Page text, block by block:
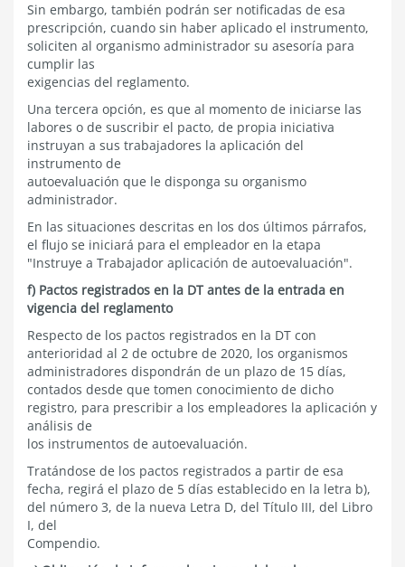
Sin embargo, también podrán ser notificadas de esa
prescripción, cuando sin haber aplicado el instrumento,
soliciten al organismo administrador su asesoría para
cumplir las
exigencias del reglamento.
Una tercera opción, es que al momento de iniciarse las
labores o de suscribir el pacto, de propia iniciativa
instruyan a sus trabajadores la aplicación del
instrumento de
autoevaluación que le disponga su organismo
administrador.
En las situaciones descritas en los dos últimos párrafos,
el flujo se iniciará para el empleador en la etapa
"Instruye a Trabajador aplicación de autoevaluación".
f) Pactos registrados en la DT antes de la entrada en
vigencia del reglamento
Respecto de los pactos registrados en la DT con
anterioridad al 2 de octubre de 2020, los organismos
administradores dispondrán de un plazo de 15 días,
contados desde que tomen conocimiento de dicho
registro, para prescribir a los empleadores la aplicación y
análisis de
los instrumentos de autoevaluación.
Tratándose de los pactos registrados a partir de esa
fecha, regirá el plazo de 5 días establecido en la letra b),
del número 3, de la nueva Letra D, del Título III, del Libro
I, del
Compendio.